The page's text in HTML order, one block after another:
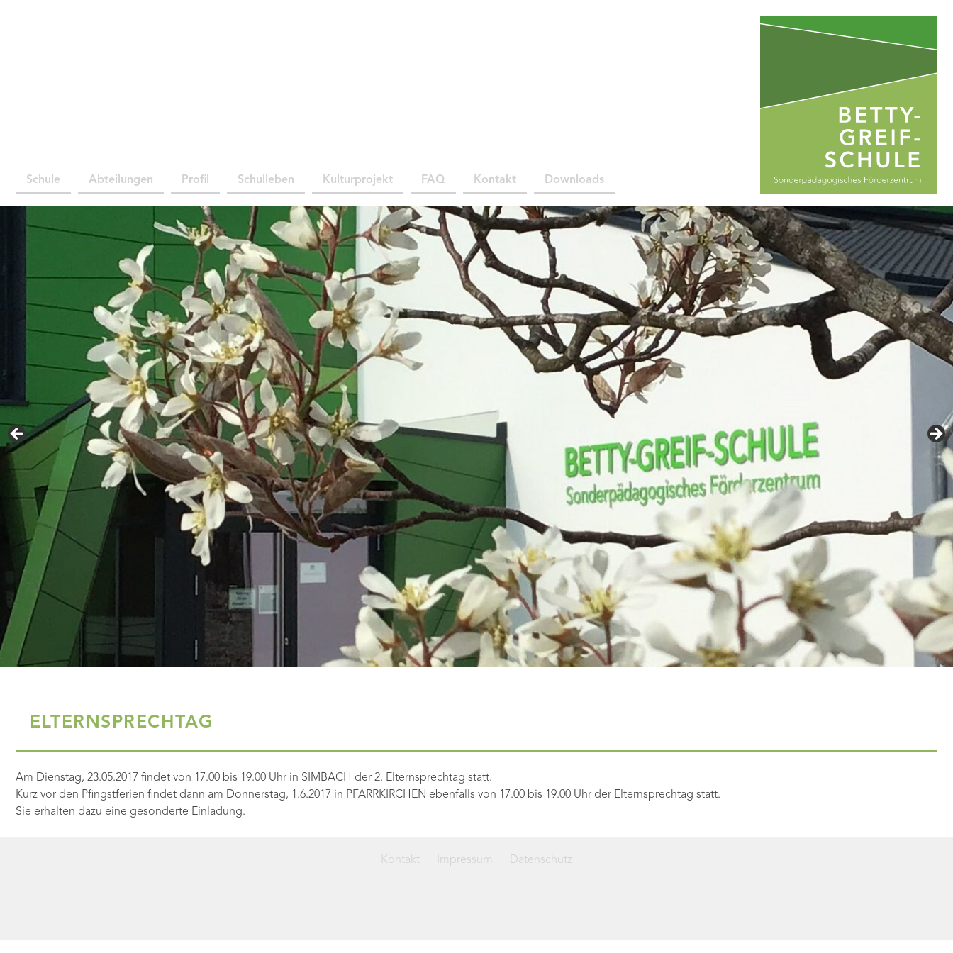
Schule Abteilungen Profil Schulleben Kulturprojekt FAQ Kontakt Downloads
ELTERNSPRECHTAG
Am Dienstag, 23.05.2017 findet von 17.00 bis 19.00 Uhr in SIMBACH der 2. Elternsprechtag statt.
Kurz vor den Pfingstferien findet dann am Donnerstag, 1.6.2017 in PFARRKIRCHEN ebenfalls von 17.00 bis 19.00 Uhr der Elternsprechtag statt.
Sie erhalten dazu eine gesonderte Einladung.
Kontakt Impressum Datenschutz